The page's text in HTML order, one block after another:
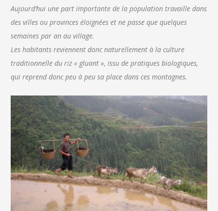
Aujourd’hui une part importante de la population travaille dans
des villes ou provinces éloignées et ne passe que quelques
semaines par an au village.
Les habitants reviennent donc naturellement à la culture
traditionnelle du riz « gluant », issu de pratiques biologiques,
qui reprend donc peu à peu sa place dans ces montagnes.